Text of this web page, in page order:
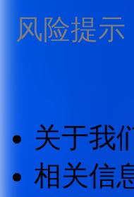
风险提
关于我
相关信